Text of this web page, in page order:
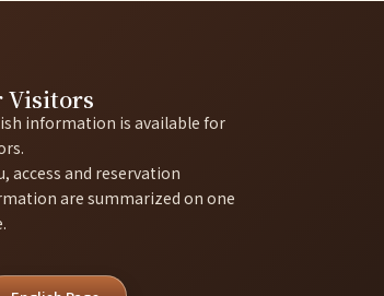
Visitors
information is available for
access and reservation
are summarized on one